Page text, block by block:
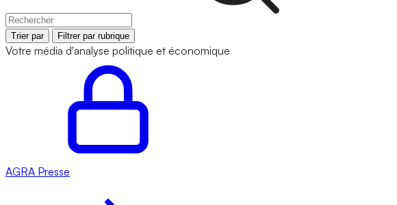
Trier par Filtrer par rubrique
Votre média d'analyse politique et économique
AGRA Presse